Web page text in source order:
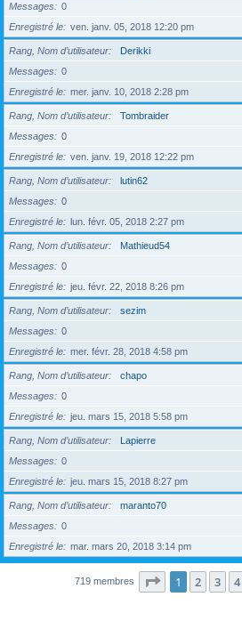
Messages
0
Enregistré le
ven. janv. 05, 2018 12:20 pm
Rang, Nom d’utilisateur
Derikki
Messages
0
Enregistré le
mer. janv. 10, 2018 2:28 pm
Rang, Nom d’utilisateur
Tombraider
Messages
0
Enregistré le
ven. janv. 19, 2018 12:22 pm
Rang, Nom d’utilisateur
lutin62
Messages
0
Enregistré le
lun. févr. 05, 2018 2:27 pm
Rang, Nom d’utilisateur
Mathieud54
Messages
0
Enregistré le
jeu. févr. 22, 2018 8:26 pm
Rang, Nom d’utilisateur
sezim
Messages
0
Enregistré le
mer. févr. 28, 2018 4:58 pm
Rang, Nom d’utilisateur
chapo
Messages
0
Enregistré le
jeu. mars 15, 2018 5:58 pm
Rang, Nom d’utilisateur
Lapierre
Messages
0
Enregistré le
jeu. mars 15, 2018 8:27 pm
Rang, Nom d’utilisateur
maranto70
Messages
0
Enregistré le
mar. mars 20, 2018 3:14 pm
719 membres Page 1sur29
1 2 3 4